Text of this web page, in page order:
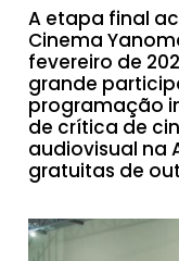
A etapa final
Cinema
fevereiro de
grande
programação
de crítica de
audiovisual na
gratuitas de